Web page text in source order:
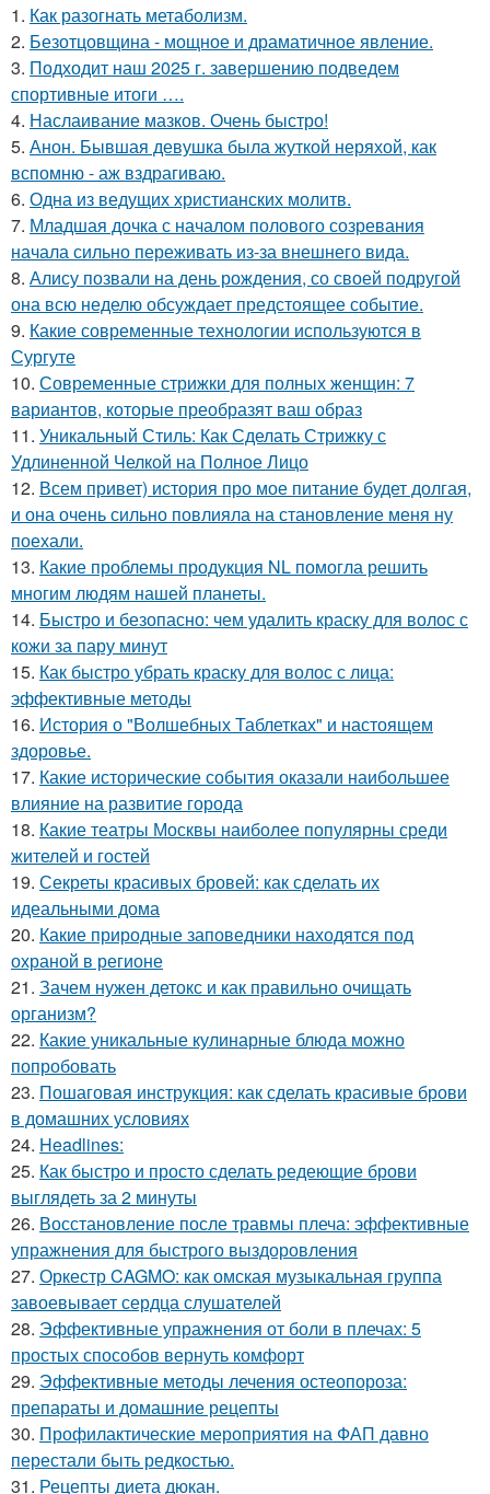
1. Как разогнать метаболизм.
2. Безотцовщина - мощное и драматичное явление.
3. Подходит наш 2025 г. завершению подведем
спортивные итоги ….
4. Наслаивание мазков. Очень быстро!
5. Анон. Бывшая девушка была жуткой неряхой, как
вспомню - аж вздрагиваю.
6. Одна из ведущих христианских молитв.
7. Младшая дочка с началом полового созревания
начала сильно переживать из-за внешнего вида.
8. Алису позвали на день рождения, со своей подругой
она всю неделю обсуждает предстоящее событие.
9. Какие современные технологии используются в
Сургуте
10. Современные стрижки для полных женщин: 7
вариантов, которые преобразят ваш образ
11. Уникальный Стиль: Как Сделать Стрижку с
Удлиненной Челкой на Полное Лицо
12. Всем привет) история про мое питание будет долгая,
и она очень сильно повлияла на становление меня ну
поехали.
13. Какие проблемы продукция NL помогла решить
многим людям нашей планеты.
14. Быстро и безопасно: чем удалить краску для волос с
кожи за пару минут
15. Как быстро убрать краску для волос с лица:
эффективные методы
16. История о "Волшебных Таблетках" и настоящем
здоровье.
17. Какие исторические события оказали наибольшее
влияние на развитие города
18. Какие театры Москвы наиболее популярны среди
жителей и гостей
19. Секреты красивых бровей: как сделать их
идеальными дома
20. Какие природные заповедники находятся под
охраной в регионе
21. Зачем нужен детокс и как правильно очищать
организм?
22. Какие уникальные кулинарные блюда можно
попробовать
23. Пошаговая инструкция: как сделать красивые брови
в домашних условиях
24. Headlines:
25. Как быстро и просто сделать редеющие брови
выглядеть за 2 минуты
26. Восстановление после травмы плеча: эффективные
упражнения для быстрого выздоровления
27. Оркестр CAGMO: как омская музыкальная группа
завоевывает сердца слушателей
28. Эффективные упражнения от боли в плечах: 5
простых способов вернуть комфорт
29. Эффективные методы лечения остеопороза:
препараты и домашние рецепты
30. Профилактические мероприятия на ФАП давно
перестали быть редкостью.
31. Рецепты диета дюкан.